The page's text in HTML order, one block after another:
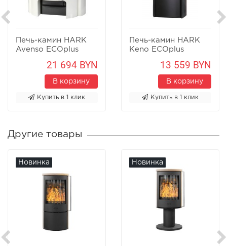
Печь-камин HARK
Avenso ECOplus
21 694 BYN
В корзину
Купить в 1 клик
Печь-камин HARK
Keno ECOplus
13 559 BYN
В корзину
Купить в 1 клик
Другие товары
Новинка Новинка